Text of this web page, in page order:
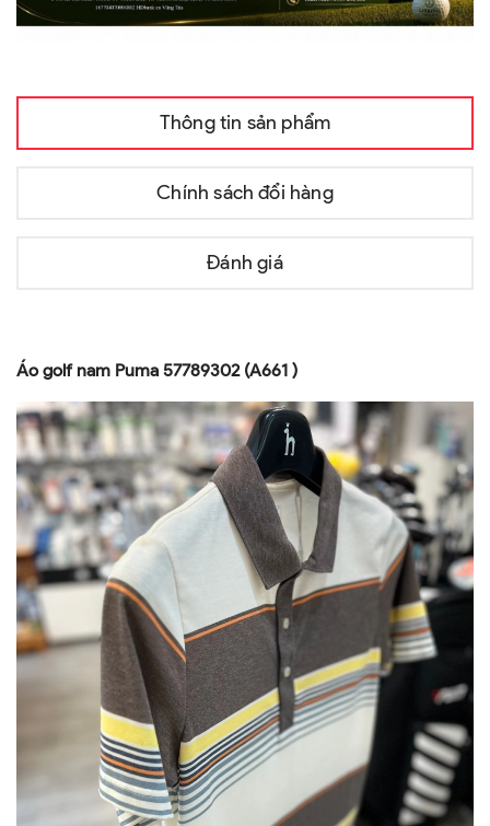
Thông tin sản phẩm
Chính sách đổi hàng
Đánh giá
Áo golf nam Puma 57789302 (A661 )